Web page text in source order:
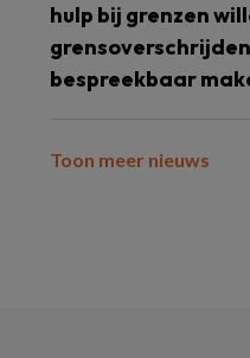
hulp bij grenzen
bespreekbaar
Toon meer nieuws